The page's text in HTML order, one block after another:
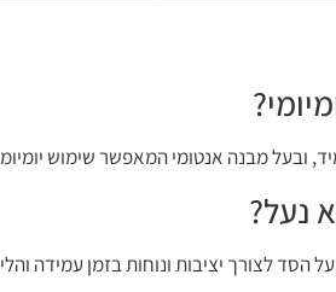
ובעל מבנה אנטומי המאפשר שימוש
נעל?
הסד לצורך יציבות ונוחות בזמן עמידה